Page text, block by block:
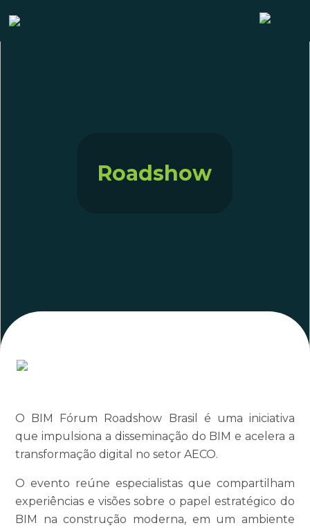
Roadshow
O BIM Fórum Roadshow Brasil é uma iniciativa
que impulsiona a disseminação do BIM e acelera a
transformação digital no setor AECO.
O evento reúne especialistas que compartilham
experiências e visões sobre o papel estratégico do
BIM na construção moderna, em um ambiente